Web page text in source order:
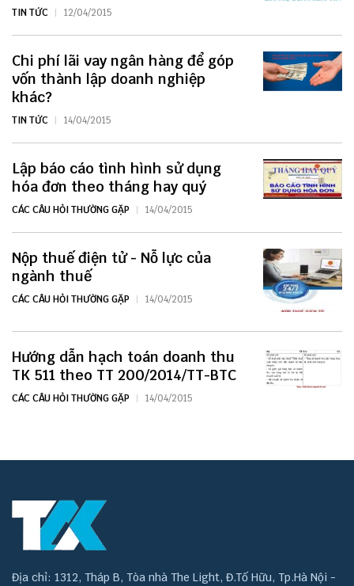
TIN TỨC 12/04/2015
Chi phí lãi vay ngân hàng để góp
vốn thành lập doanh nghiệp
khác?
TIN TỨC 14/04/2015
Lập báo cáo tình hình sử dụng
hóa đơn theo tháng hay quý
CÁC CÂU HỎI THƯỜNG GẶP 14/04/2015
Nộp thuế điện tử - Nỗ lực của
ngành thuế
CÁC CÂU HỎI THƯỜNG GẶP 14/04/2015
Hướng dẫn hạch toán doanh thu
TK 511 theo TT 200/2014/TT-BTC
CÁC CÂU HỎI THƯỜNG GẶP 14/04/2015
Địa chỉ: 1312, Tháp B, Tòa nhà The Light, Đ.Tố Hữu, Tp.Hà Nội -